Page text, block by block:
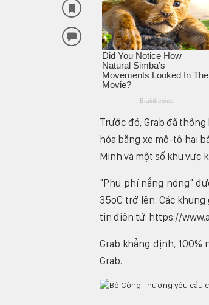
Trước đó, Grab đã
hóa bằng xe mô-tô hai
Minh và một số khu vực
"Phụ phí nắng nóng"
35oC trở lên. Các
tin điện tử: https://
Grab khẳng định,
Grab.